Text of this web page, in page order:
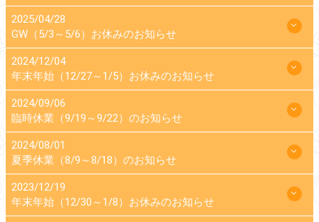
2025/04/28
GW（5/3～5/6）お休みのお知らせ
2024/12/04
年末年始（12/27～1/5）お休みのお知らせ
2024/09/06
臨時休業（9/19～9/22）のお知らせ
2024/08/01
夏季休業（8/9～8/18）のお知らせ
2023/12/19
年末年始（12/30～1/8）お休みのお知らせ